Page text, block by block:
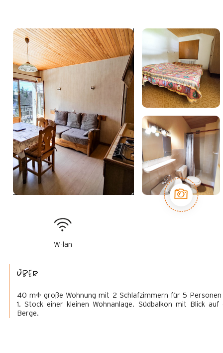
W-lan
Über
40 m² große Wohnung mit 2 Schlafzimmern für 5 Personen
1. Stock einer kleinen Wohnanlage. Südbalkon mit Blick auf
Berge.